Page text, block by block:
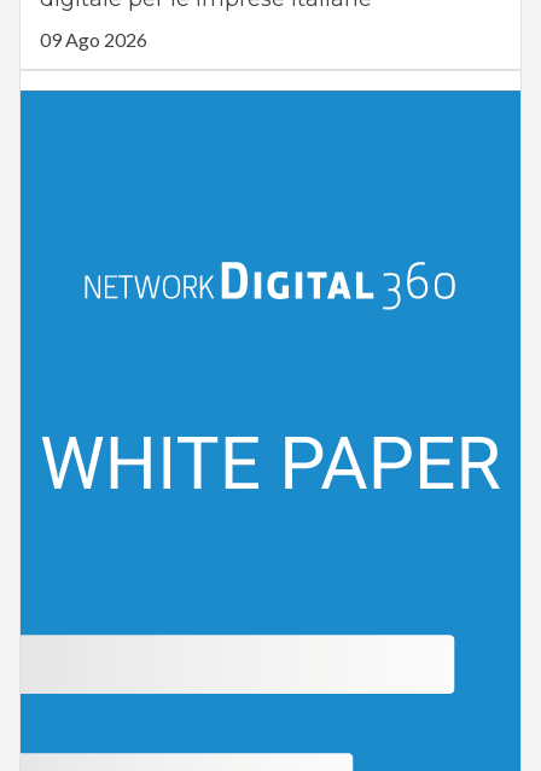
09 Ago 2026